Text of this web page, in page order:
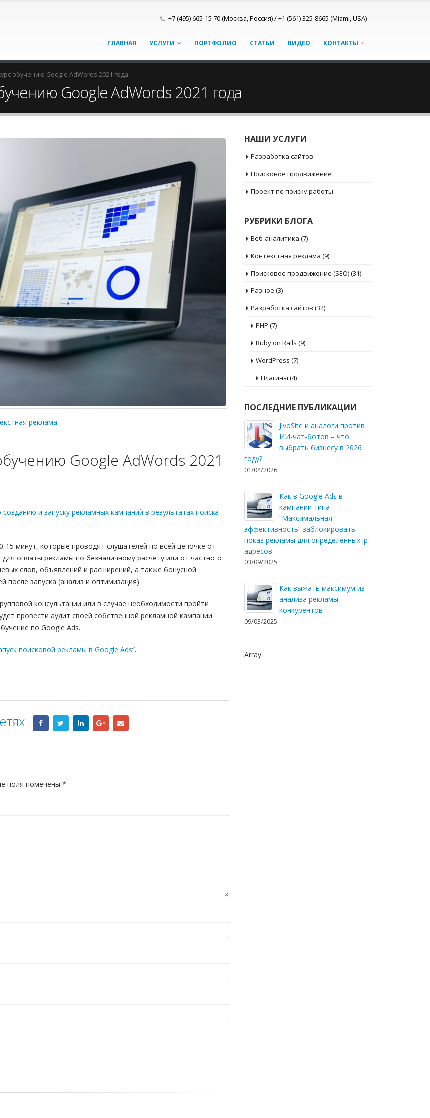
+7 (495) 665-15-70 (Москва, Россия) / +1 (561) 325-8665 (Miami, USA)
ГЛАВНАЯ УСЛУГИ ПОРТФОЛИО СТАТЬИ ВИДЕО КОНТАКТЫ
обучению Google AdWords 2021 года
Google AdWords 2021 года
реклама
Google AdWords 2021
и запуску рекламных кампаний в результатах поиска
15 минут, которые проводят слушателей по всей цепочке от
оплаты рекламы по безналичному расчету или от частного
слов, объявлений и расширений, а также бонусной
после запуска (анализ и оптимизация).
консультации или в случае необходимости пройти
провести аудит своей собственной рекламной кампании.
по Google Ads.
поисковой рекламы в Google Ads“.
поля помечены *
НАШИ УСЛУГИ
Разработка сайтов
Поисковое продвижение
Проект по поиску работы
РУБРИКИ БЛОГА
Веб-аналитика (7)
Контекстная реклама (9)
Поисковое продвижение (SEO)(31)
Разное (3)
Разработка сайтов (32)
PHP (7)
Ruby on Rails (9)
WordPress (7)
Плагины (4)
ПОСЛЕДНИЕ ПУБЛИКАЦИИ
JivoSite и аналоги против
ИИ-чат-ботов – что
выбрать бизнесу в 2026
году?
01/04/2026
Как в Google Ads в
кампании типа
“Максимальная
эффективность” заблокировать
показ рекламы для определенных ip
адресов
03/09/2025
Как выжать максимум из
анализа рекламы
конкурентов
09/03/2025
Array